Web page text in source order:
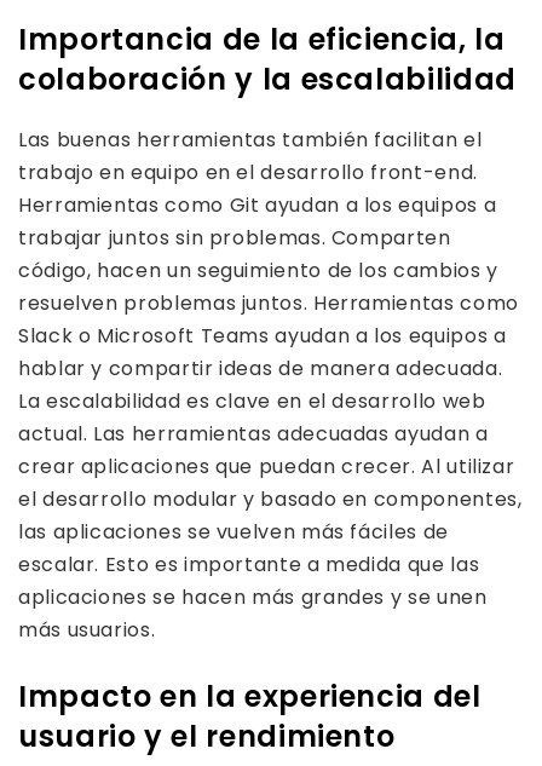
Importancia de la eficiencia, la
colaboración y la escalabilidad
Las buenas herramientas también facilitan el
trabajo en equipo en el desarrollo front-end.
Herramientas como Git ayudan a los equipos a
trabajar juntos sin problemas. Comparten
código, hacen un seguimiento de los cambios y
resuelven problemas juntos. Herramientas como
Slack o Microsoft Teams ayudan a los equipos a
hablar y compartir ideas de manera adecuada.
La escalabilidad es clave en el desarrollo web
actual. Las herramientas adecuadas ayudan a
crear aplicaciones que puedan crecer. Al utilizar
el desarrollo modular y basado en componentes,
las aplicaciones se vuelven más fáciles de
escalar. Esto es importante a medida que las
aplicaciones se hacen más grandes y se unen
más usuarios.
Impacto en la experiencia del
usuario y el rendimiento